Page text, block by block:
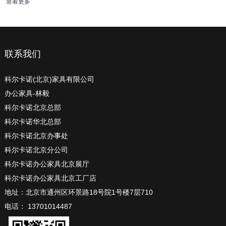
查看更多
联系我们
科尔卡诺(北京)家具有限公司
办公家具-林毅
科尔卡诺北京总部
科尔卡诺华北总部
科尔卡诺北京办事处
科尔卡诺北京分公司
科尔卡诺办公家具北京展厅
科尔卡诺办公家具北京工厂店
地址：北京市通州区环景路18号院1号楼7层710
电话： 13701014487